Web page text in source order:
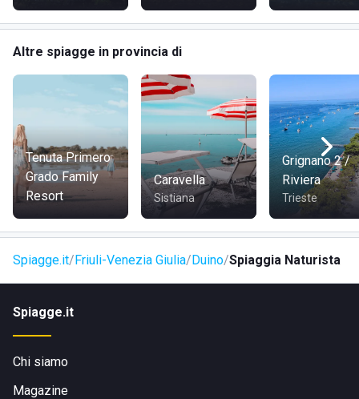
Altre spiagge in provincia di
Tenuta Primero
Grado Family
Resort
Caravella
Sistiana
Grignano 2 /
Riviera
Trieste
Spiagge.it Friuli-Venezia Giulia Duino Spiaggia Naturista
Spiagge.it
Chi siamo
Magazine